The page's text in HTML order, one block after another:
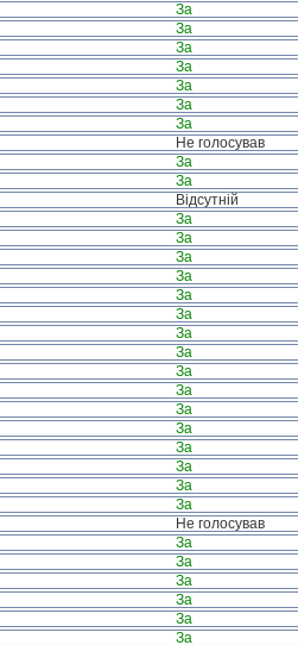
За
За
За
За
За
За
За
Не голосував
За
За
Відсутній
За
За
За
За
За
За
За
За
За
За
За
За
За
За
За
За
Не голосував
За
За
За
За
За
За